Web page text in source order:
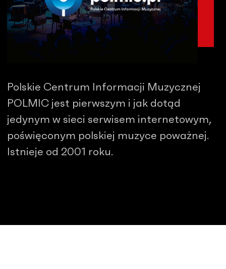
Polskie Centrum Informacji Muzycznej
POLMIC jest pierwszym i jak dotąd
jedynym w sieci serwisem internetowym,
poświęconym polskiej muzyce poważnej.
Istnieje od 2001 roku.